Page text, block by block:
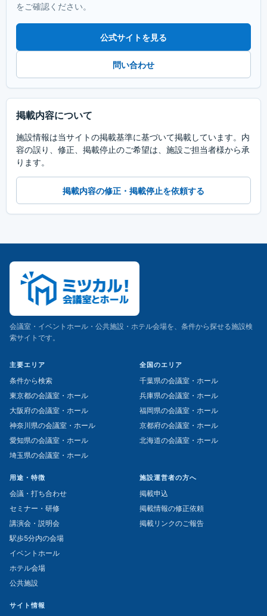
をご確認ください。
公式サイトを見る
問い合わせ
掲載内容について
施設情報は当サイトの掲載基準に基づいて掲載しています。内
容の誤り、修正、掲載停止のご希望は、施設ご担当者様から承
ります。
掲載内容の修正・掲載停止を依頼する
会議室・イベントホール・公共施設・ホテル会場を、条件から探せる施設検
索サイトです。
主要エリア
条件から検索
東京都の会議室・ホール
大阪府の会議室・ホール
神奈川県の会議室・ホール
愛知県の会議室・ホール
埼玉県の会議室・ホール
全国のエリア
千葉県の会議室・ホール
兵庫県の会議室・ホール
福岡県の会議室・ホール
京都府の会議室・ホール
北海道の会議室・ホール
用途・特徴
会議・打ち合わせ
セミナー・研修
講演会・説明会
駅歩5分内の会場
イベントホール
ホテル会場
公共施設
施設運営者の方へ
掲載申込
掲載情報の修正依頼
掲載リンクのご報告
サイト情報